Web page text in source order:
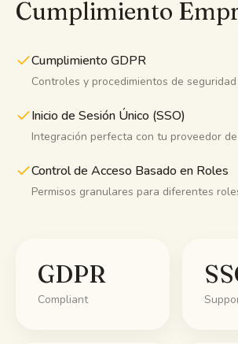
Cumplimiento
Cumplimiento GDPR
Controles y procedimientos de
Inicio de Sesión Único (SSO)
Integración perfecta con tu proveedor
Control de Acceso Basado en Roles
Permisos granulares para diferentes
GDPR
Compliant